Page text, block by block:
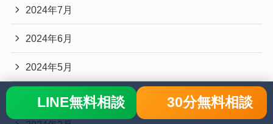
2024年7月
2024年6月
2024年5月
2024年3月
LINE無料相談 30分無料相談